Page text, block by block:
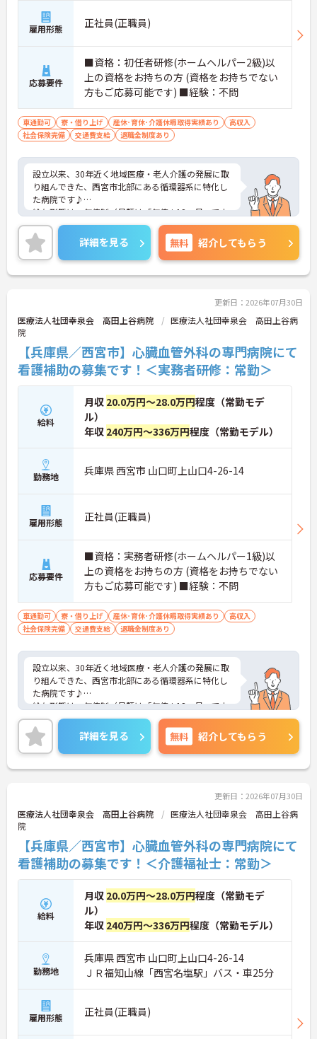
雇用形態 正社員(正職員)
応募要件
■資格：初任者研修(ホームヘルパー2級)以
上の資格をお持ちの方 (資格をお持ちでない
方もご応募可能です) ■経験：不問
車通勤可 寮・借り上げ 産休･育休･介護休暇取得実績あり
高収入
社会保険完備
交通費支給 退職金制度あり
設立以来、30年近く地域医療・老人介護の発展に取
り組んできた、西宮市北部にある循環器系に特化し
た病院です♪
給与形態は、年俸制（月額は「年俸÷12ヶ月」で支
払い）で給料水準も高め。
月8休で残業はほとんどありません！しっかりお休
みを取得でき、ライフスタイルに合わせた働き方が
叶います☆
マイカー通勤可能に加えて、最寄り駅からバスも運
ご興味がある方は是非一度マイナビまでお問合せく
ださい！！
詳細を見る 無料 紹介してもらう
更新日：2026年07月30日
医療法人社団幸泉会 高田上谷病院
医療法人社団幸泉会 高田上谷病
院
【兵庫県／西宮市】心臓血管外科の専門病院にて
看護補助の募集です！＜実務者研修：常勤＞
給料
月収 20.0万円～28.0万円程度（常勤モデ
ル）
年収 240万円～336万円程度（常勤モデル）
勤務地 兵庫県 西宮市 山口町上山口4-26-14
雇用形態 正社員(正職員)
応募要件
■資格：実務者研修(ホームヘルパー1級)以
上の資格をお持ちの方 (資格をお持ちでない
方もご応募可能です) ■経験：不問
車通勤可 寮・借り上げ 産休･育休･介護休暇取得実績あり
高収入
社会保険完備
交通費支給 退職金制度あり
設立以来、30年近く地域医療・老人介護の発展に取
り組んできた、西宮市北部にある循環器系に特化し
た病院です♪
給与形態は、年俸制（月額は「年俸÷12ヶ月」で支
払い）で給料水準も高め。
月8休で残業はほとんどありません！しっかりお休
みを取得でき、ライフスタイルに合わせた働き方が
叶います☆
マイカー通勤可能に加えて、最寄り駅からバスも運
ご興味がある方は是非一度マイナビまでお問合せく
ださい！！
詳細を見る 無料 紹介してもらう
更新日：2026年07月30日
医療法人社団幸泉会 高田上谷病院
医療法人社団幸泉会 高田上谷病
院
【兵庫県／西宮市】心臓血管外科の専門病院にて
看護補助の募集です！＜介護福祉士：常勤＞
給料
月収 20.0万円～28.0万円程度（常勤モデ
ル）
年収 240万円～336万円程度（常勤モデル）
勤務地
兵庫県 西宮市 山口町上山口4-26-14
ＪＲ福知山線「西宮名塩駅」バス・車25分
雇用形態 正社員(正職員)